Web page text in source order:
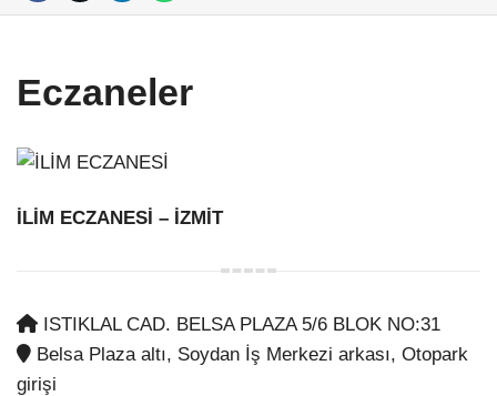
Eczaneler
İLİM ECZANESİ – İZMİT
ISTIKLAL CAD. BELSA PLAZA 5/6 BLOK NO:31
Belsa Plaza altı, Soydan İş Merkezi arkası, Otopark
girişi